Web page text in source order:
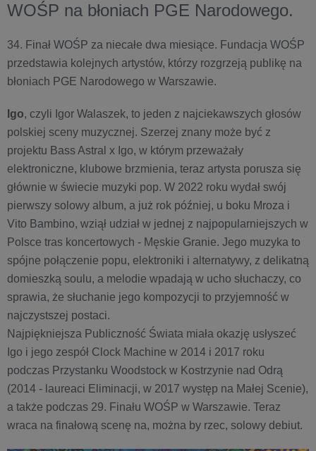
WOŚP na błoniach PGE Narodowego.
34. Finał WOŚP za niecałe dwa miesiące. Fundacja WOŚP
przedstawia kolejnych artystów, którzy rozgrzeją publikę na
błoniach PGE Narodowego w Warszawie.
Igo, czyli Igor Walaszek, to jeden z najciekawszych głosów
polskiej sceny muzycznej. Szerzej znany może być z
projektu Bass Astral x Igo, w którym przeważały
elektroniczne, klubowe brzmienia, teraz artysta porusza się
głównie w świecie muzyki pop. W 2022 roku wydał swój
pierwszy solowy album, a już rok później, u boku Mroza i
Vito Bambino, wziął udział w jednej z najpopularniejszych w
Polsce tras koncertowych - Męskie Granie. Jego muzyka to
spójne połączenie popu, elektroniki i alternatywy, z delikatną
domieszką soulu, a melodie wpadają w ucho słuchaczy, co
sprawia, że słuchanie jego kompozycji to przyjemność w
najczystszej postaci.
Najpiękniejsza Publiczność Świata miała okazję usłyszeć
Igo i jego zespół Clock Machine w 2014 i 2017 roku
podczas Przystanku Woodstock w Kostrzynie nad Odrą
(2014 - laureaci Eliminacji, w 2017 występ na Małej Scenie),
a także podczas 29. Finału WOŚP w Warszawie. Teraz
wraca na finałową scenę na, można by rzec, solowy debiut.